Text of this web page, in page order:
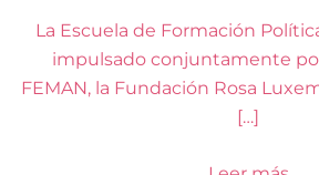
La Escuela de Formación
impulsado conjuntamente
FEMAN, la Fundación Rosa
[…]